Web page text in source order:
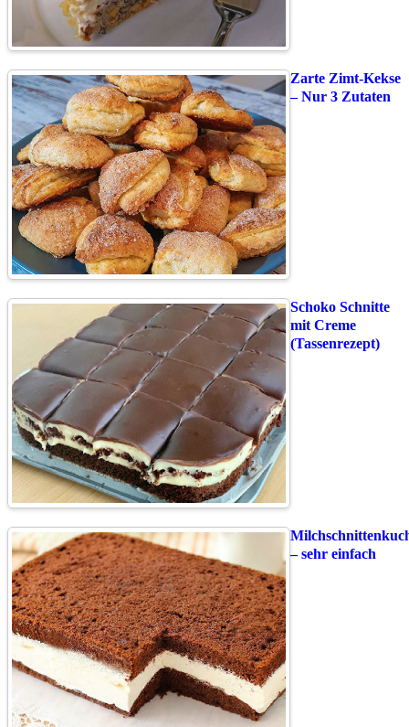
Zarte Zimt-Kekse
– Nur 3 Zutaten
Schoko Schnitte
mit Creme
(Tassenrezept)
– sehr einfach